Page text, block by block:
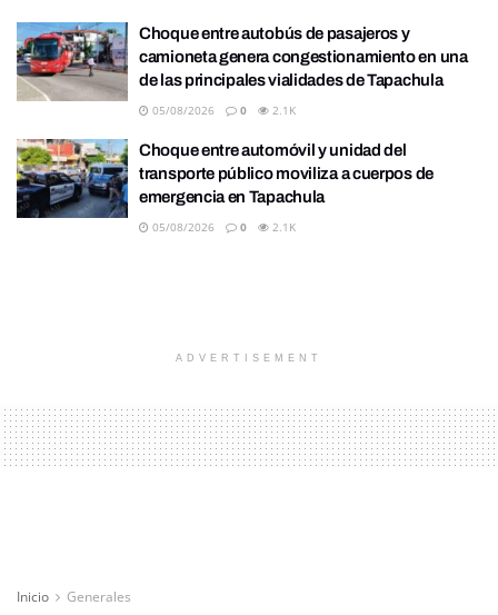
Choque entre autobús de pasajeros y
camioneta genera congestionamiento en una
de las principales vialidades de Tapachula
05/08/2026 0 2.1K
Choque entre automóvil y unidad del
transporte público moviliza a cuerpos de
emergencia en Tapachula
05/08/2026 0 2.1K
ADVERTISEMENT
Inicio Generales